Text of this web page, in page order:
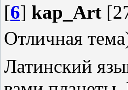
[6] kap_Art
Отличная
Латинский